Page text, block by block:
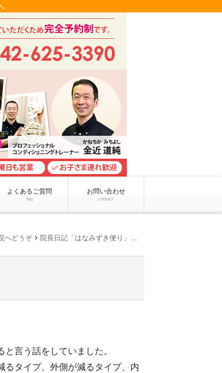
よくあるご質問
faq
お問い合わせ
contact
へどうぞ chevron_right 院長日記「はなみずき便り」
言う話をしていました。
るタイプ、外側が減るタイプ、内